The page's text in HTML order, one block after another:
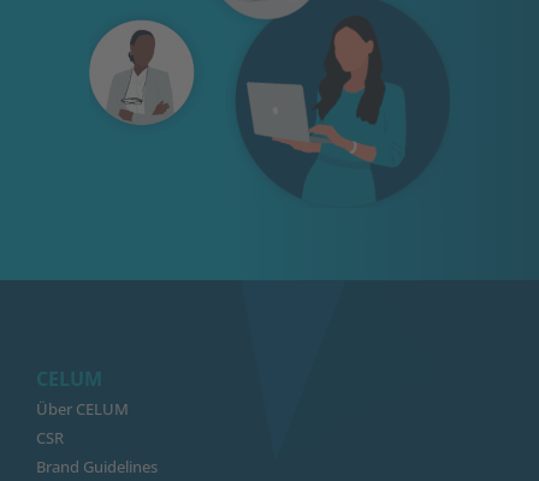
CELUM
Über CELUM
CSR
Brand Guidelines